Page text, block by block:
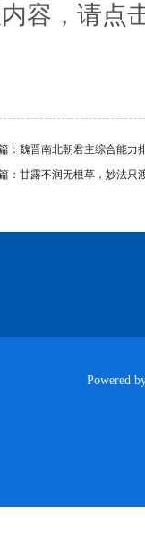
容，请点
： 魏晋南北朝君主综合能
： 甘露不润无根草，妙法只
Powered